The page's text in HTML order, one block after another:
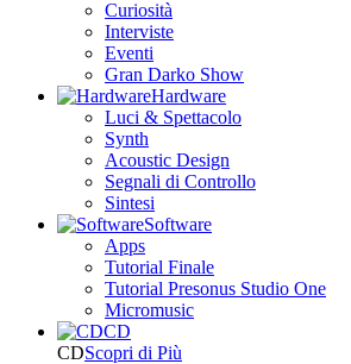
Curiosità
Interviste
Eventi
Gran Darko Show
Hardware
Luci & Spettacolo
Synth
Acoustic Design
Segnali di Controllo
Sintesi
Software
Apps
Tutorial Finale
Tutorial Presonus Studio One
Micromusic
CD
CDScopri di Più